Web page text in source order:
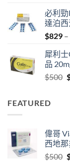
必利
達泊西
$829 –
犀利
品
$500
FEATURED
偉哥
西地
$500